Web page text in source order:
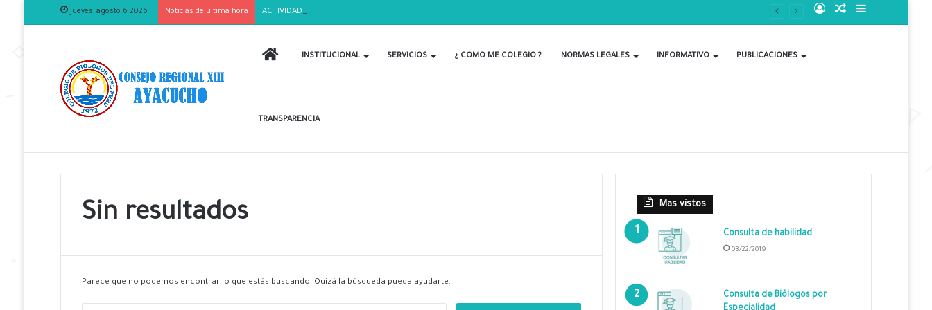
jueves, agosto 6 2026 Noticias de última hora ACTIVIDADES POR EL DÍA DEL BIOLOGO Barra
Publicación
Acceso
INICIO INSTITUCIONAL SERVICIOS ¿ COMO ME COLEGIO ? NORMAS LEGALES INFORMATIVO PUBLICACIONES
TRANSPARENCIA
Sin resultados
Parece que no podemos encontrar lo que estás buscando. Quizá la búsqueda pueda ayudarte.
Mas vistos
Consulta de habilidad
03/22/2019
Consulta de Biólogos por